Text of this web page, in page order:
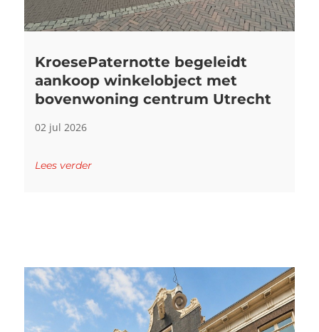
KroesePaternotte begeleidt
aankoop winkelobject met
bovenwoning centrum Utrecht
02 jul 2026
Lees verder